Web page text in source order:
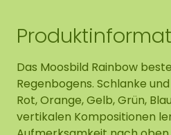
Das Moosbild Rainbow
Regenbogens. Schlanke
Rot, Orange, Gelb, Grün,
vertikalen Kompositionen